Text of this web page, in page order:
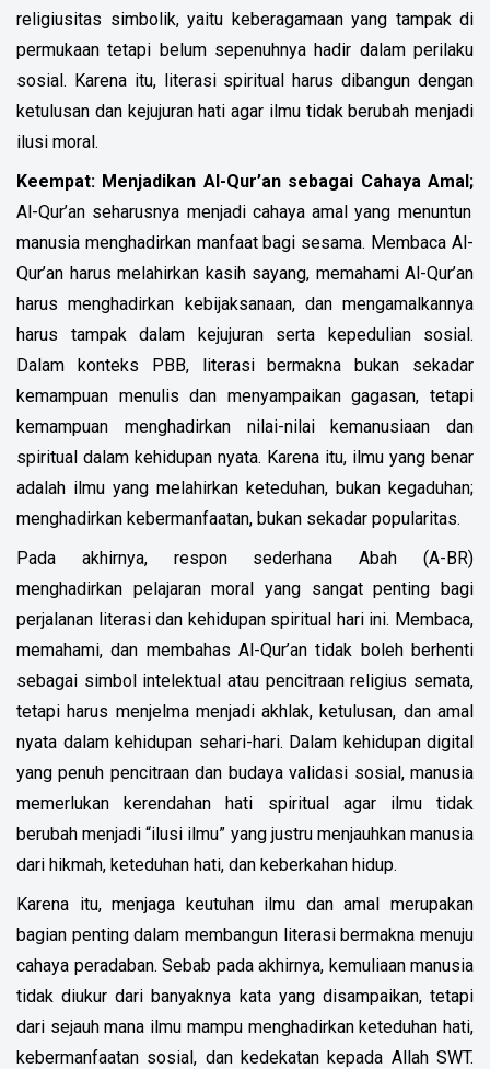
religiusitas simbolik, yaitu keberagamaan yang tampak di
permukaan tetapi belum sepenuhnya hadir dalam perilaku
sosial. Karena itu, literasi spiritual harus dibangun dengan
ketulusan dan kejujuran hati agar ilmu tidak berubah menjadi
ilusi moral.
Keempat: Menjadikan Al-Qur’an sebagai Cahaya Amal;
Al-Qur’an seharusnya menjadi cahaya amal yang menuntun
manusia menghadirkan manfaat bagi sesama. Membaca Al-
Qur’an harus melahirkan kasih sayang, memahami Al-Qur’an
harus menghadirkan kebijaksanaan, dan mengamalkannya
harus tampak dalam kejujuran serta kepedulian sosial.
Dalam konteks PBB, literasi bermakna bukan sekadar
kemampuan menulis dan menyampaikan gagasan, tetapi
kemampuan menghadirkan nilai-nilai kemanusiaan dan
spiritual dalam kehidupan nyata. Karena itu, ilmu yang benar
adalah ilmu yang melahirkan keteduhan, bukan kegaduhan;
menghadirkan kebermanfaatan, bukan sekadar popularitas.
Pada akhirnya, respon sederhana Abah (A-BR)
menghadirkan pelajaran moral yang sangat penting bagi
perjalanan literasi dan kehidupan spiritual hari ini. Membaca,
memahami, dan membahas Al-Qur’an tidak boleh berhenti
sebagai simbol intelektual atau pencitraan religius semata,
tetapi harus menjelma menjadi akhlak, ketulusan, dan amal
nyata dalam kehidupan sehari-hari. Dalam kehidupan digital
yang penuh pencitraan dan budaya validasi sosial, manusia
memerlukan kerendahan hati spiritual agar ilmu tidak
berubah menjadi “ilusi ilmu” yang justru menjauhkan manusia
dari hikmah, keteduhan hati, dan keberkahan hidup.
Karena itu, menjaga keutuhan ilmu dan amal merupakan
bagian penting dalam membangun literasi bermakna menuju
cahaya peradaban. Sebab pada akhirnya, kemuliaan manusia
tidak diukur dari banyaknya kata yang disampaikan, tetapi
dari sejauh mana ilmu mampu menghadirkan keteduhan hati,
kebermanfaatan sosial, dan kedekatan kepada Allah SWT.